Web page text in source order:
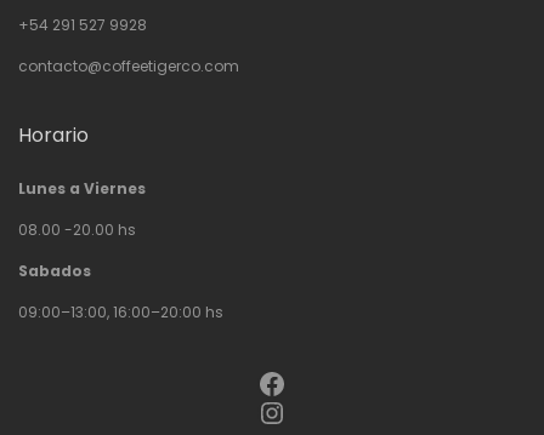
+54 291 527 9928
contacto@coffeetigerco.com
Horario
Lunes a Viernes
08.00 -20.00 hs
Sabados
09:00–13:00, 16:00–20:00 hs
Facebook
Instagram